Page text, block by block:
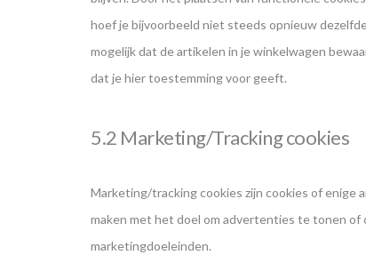
hoef je bijvoorbeeld niet steeds opnieuw
mogelijk dat de artikelen in je winkelwagen
dat je hier toestemming voor geeft.
5.2 Marketing/Tracking cookies
Marketing/tracking cookies zijn cookies of enige
maken met het doel om advertenties te tonen
marketingdoeleinden.